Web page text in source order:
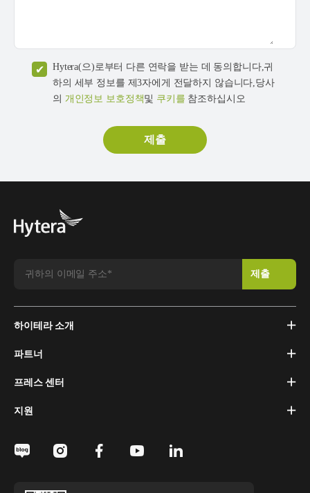
Hytera(으)로부터 다른 연락을 받는 데 동의합니다,귀
하의 세부 정보를 제3자에게 전달하지 않습니다,당사
의 개인정보 보호정책및 쿠키를 참조하십시오
하이테라 소개
파트너
프레스 센터
지원